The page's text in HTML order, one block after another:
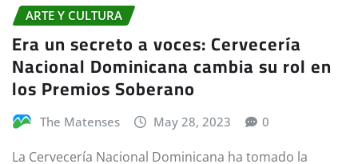
ARTE Y CULTURA
Era un secreto a voces: Cervecería
Nacional Dominicana cambia su rol en
los Premios Soberano
The Matenses May 28, 2023 0
La Cervecería Nacional Dominicana ha tomado la